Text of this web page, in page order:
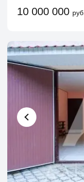
10 000 000 руб.